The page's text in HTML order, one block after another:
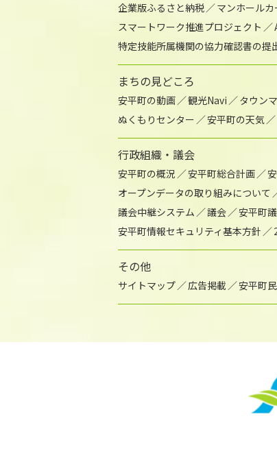
企業版ふるさと納税
マンホールカ
スマートワーク推進プロジェクト
特定技能所属機関の協力確認書の提
まちの見どころ
安平町の動画 観光Navi タウン
ぬくもりセンター
安平町の天気
行政組織・議会
安平町の概況 安平町総合計画
オープンデータの取り組みについて
議会中継システム
議会 安平町
安平町情報セキュリティ基本方針
その他
サイトマップ 広告掲載 安平町